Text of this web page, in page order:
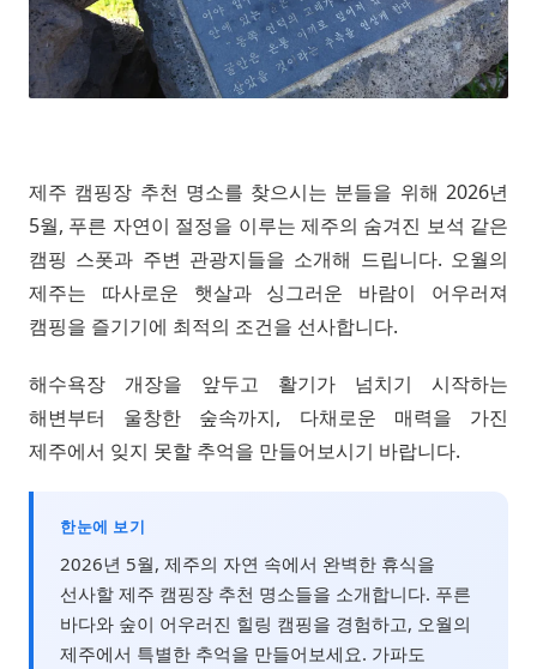
제주 캠핑장 추천 명소를 찾으시는 분들을 위해 2026년
5월, 푸른 자연이 절정을 이루는 제주의 숨겨진 보석 같은
캠핑 스폿과 주변 관광지들을 소개해 드립니다. 오월의
제주는 따사로운 햇살과 싱그러운 바람이 어우러져
캠핑을 즐기기에 최적의 조건을 선사합니다.
해수욕장 개장을 앞두고 활기가 넘치기 시작하는
해변부터 울창한 숲속까지, 다채로운 매력을 가진
제주에서 잊지 못할 추억을 만들어보시기 바랍니다.
한눈에 보기
2026년 5월, 제주의 자연 속에서 완벽한 휴식을
선사할 제주 캠핑장 추천 명소들을 소개합니다. 푸른
바다와 숲이 어우러진 힐링 캠핑을 경험하고, 오월의
제주에서 특별한 추억을 만들어보세요. 가파도